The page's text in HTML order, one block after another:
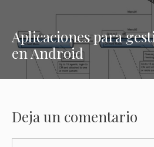
Aplicaciones para
en Android
Deja un comentario